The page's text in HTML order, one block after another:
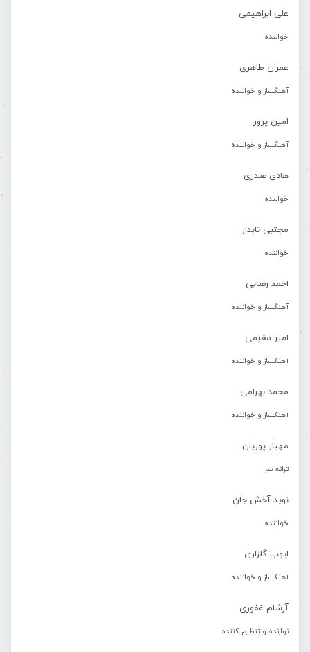
علی ابراهیمی
خواننده
عمران طاهری
آهنگساز و خواننده
امین پرور
آهنگساز و خواننده
هادی صدری
خواننده
مجتبی تابدار
خواننده
احمد رضایی
آهنگساز و خواننده
امیر مقیمی
آهنگساز و خواننده
محمد بهرامی
آهنگساز و خواننده
مهیار پوریان
ترانه سرا
نوید آخش جان
خواننده
ایوب گلزاری
آهنگساز و خواننده
آرشام غفوری
نوازنده و تنظیم کننده